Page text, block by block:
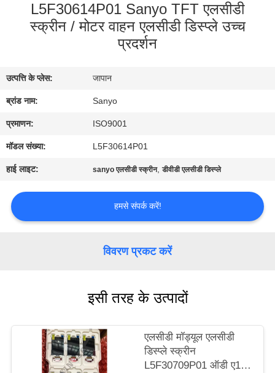
भ्रमण
गुणवत्ता
नियंत्रण
संपर्क
करें
समाचार
विनती
L5F30614P01 Sanyo TFT एलसीडी
स्क्रीन / मोटर वाहन एलसीडी डिस्प्ले उच्च
प्रदर्शन
उत्पत्ति के प्लेस: जापान
ब्रांड नाम: Sanyo
प्रमाणन: ISO9001
मॉडल संख्या: L5F30614P01
हाई लाइट: sanyo एलसीडी स्क्रीन,डीवीडी एलसीडी डिस्प्ले
हमसे संपर्क करें!
विवरण प्रकट करें
इसी तरह के उत्पादों
एलसीडी मॉड्यूल एलसीडी
डिस्प्ले स्क्रीन
L5F30709P01 ऑडी ए1